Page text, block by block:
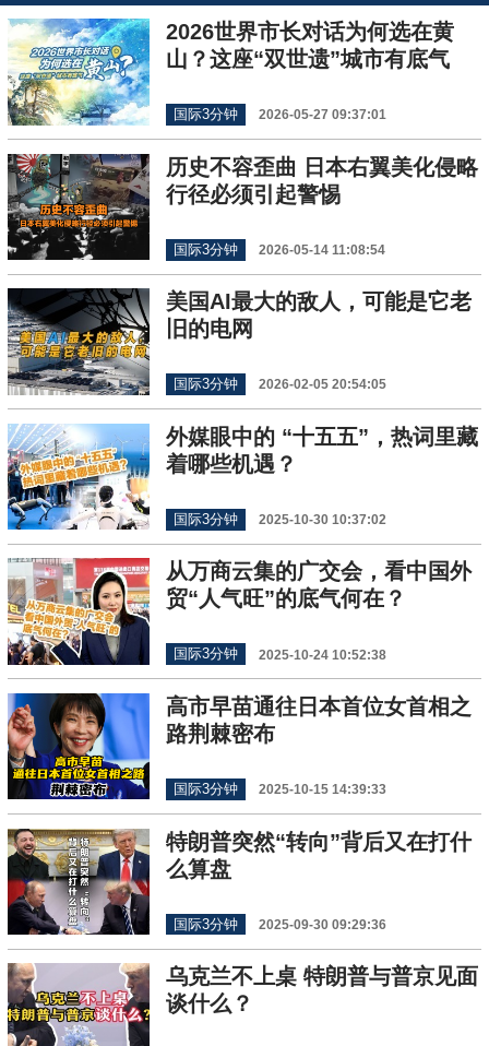
2026世界市长对话为何选在黄
山？这座“双世遗”城市有底气
国际3分钟 2026-05-27 09:37:01
历史不容歪曲 日本右翼美化侵略
行径必须引起警惕
国际3分钟 2026-05-14 11:08:54
美国AI最大的敌人，可能是它老
旧的电网
国际3分钟 2026-02-05 20:54:05
外媒眼中的 “十五五”，热词里藏
着哪些机遇？
国际3分钟 2025-10-30 10:37:02
从万商云集的广交会，看中国外
贸“人气旺”的底气何在？
国际3分钟 2025-10-24 10:52:38
高市早苗通往日本首位女首相之
路荆棘密布
国际3分钟 2025-10-15 14:39:33
特朗普突然“转向”背后又在打什
么算盘
国际3分钟 2025-09-30 09:29:36
乌克兰不上桌 特朗普与普京见面
谈什么？